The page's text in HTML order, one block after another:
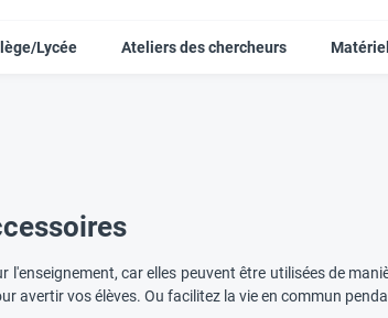
Lycée Ateliers des chercheurs
l'enseignement, car elles peuvent être utilisées de
avertir vos élèves. Ou facilitez la vie en commun